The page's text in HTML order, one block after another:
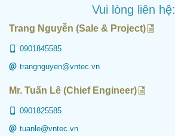
Vui lòng liên hệ:
Trang Nguyễn (Sale & Project)
0901845585
trangnguyen@vntec.vn
Mr. Tuấn Lê (Chief Engineer)
0901825585
tuanle@vntec.vn